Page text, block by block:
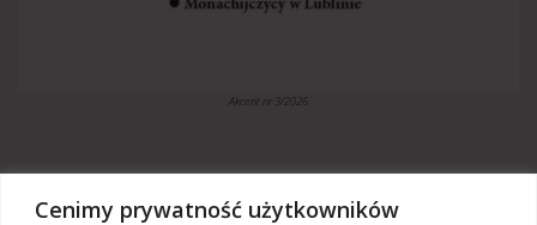
Cenimy prywatność użytkowników
Akcent nr 3/2026